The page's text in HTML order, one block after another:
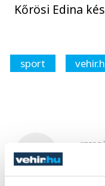
Kőrösi Edina
sport